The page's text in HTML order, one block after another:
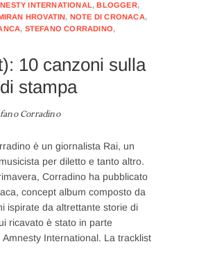
INTERNATIONAL,BLOGGER,
HROVATIN, NOTE DI CRONACA,
, STEFANO CORRADINO,
10 canzoni sulla
stampa
Corradino
è un giornalista Rai, un
per diletto e tanto altro.
Corradino ha pubblicato
concept album composto da
ispirate da altrettante storie di
ricavato è stato in parte
Amnesty International. La tracklist